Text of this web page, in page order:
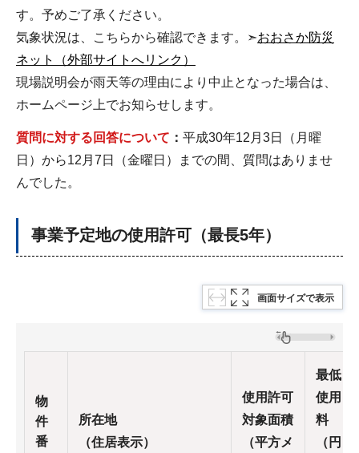
す。予めご了承ください。
気象状況は、こちらから確認できます。➣おおさか防災
ネット（外部サイトへリンク）
現場説明会が雨天等の理由により中止となった場合は、
ホームページ上でお知らせします。
質問に対する回答について ： 平成30年12月3日（月曜
日）から12月7日（金曜日）までの間、質問はありませ
んでした。
事業予定地の使用許可（最長5年）
画面サイズで表示
物
件
番
所在地
（住居表示）
使用許可
対象面積
（平方メ
最低
使用
料
（円